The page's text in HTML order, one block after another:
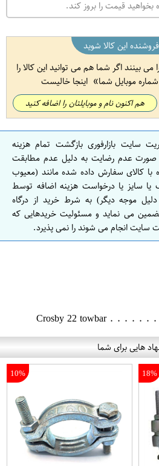
بخواهید قیمت را بروز کند.
این کالا شوید
می بینند اگر شما هم می توانید این کالا را
موبایل شما اینجا خالیست
هم اکنون نام و موبایلتان را اضافه کنید
سایت بازارفوری بازگشت تمام هزینه
صورت عدم رضایت به دلیل عدم مطابقت
با کالای سفارش داده شده مانند (معیوب
سایز یا درخواست هزینه اضافه توسط
موجه دیگر) به شرط خرید از درگاه
می نماید و مسئولیت خریدهایی که
سایت انجام می شوند را نمی پذیرد.
هایی برای شما
18%
10%